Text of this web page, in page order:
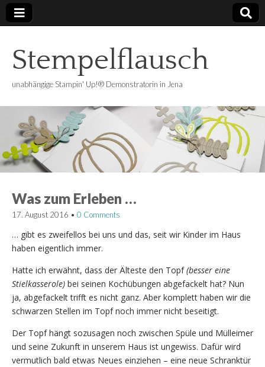
Stempelflausch
unabhängige Stampin' Up!® Demonstratorin in Jena
Was zum Erleben …
17. August 2016 • 0 Comments
… gibt es zweifellos bei uns und das, seit wir Kinder im Haus
haben eigentlich immer.
Hatte ich erwähnt, dass der Älteste den Topf(besser eine
Stielkasserole) bei seinen Kochübungen abgefackelt hat? Nun
ja, abgefackelt trifft es nicht ganz. Aber komplett haben wir die
schwarzen Stellen im Topf noch immer nicht beseitigt.
Der Topf hängt sozusagen noch zwischen Spüle und Mülleimer
und seine Zukunft in unserem Haus ist ungewiss. Dafür wird
vermutlich bald etwas Neues einziehen – eine neue Schranktür